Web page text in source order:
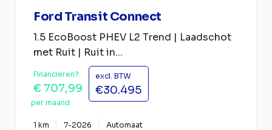
Ford Transit Connect
1.5 EcoBoost PHEV L2 Trend | Laadschot
met Ruit | Ruit in...
Financieren?
€ 707,99
per maand
excl. BTW
€30.495
1 km 7-2026 Automaat